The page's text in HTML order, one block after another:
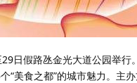
日假路氹金光大道公园举行。
美食之都”的城市魅力。主